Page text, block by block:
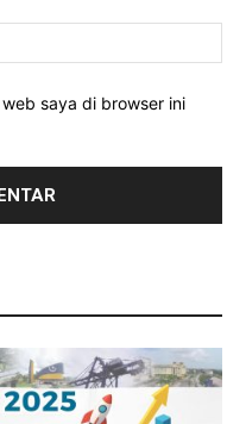
saya di browser ini